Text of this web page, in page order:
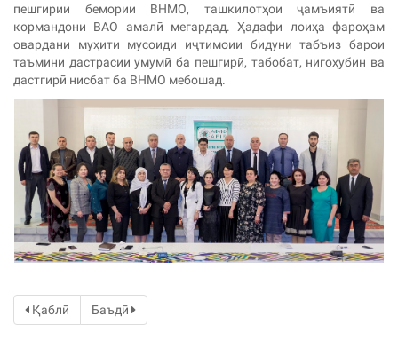
пешгирии бемории ВНМО, ташкилотҳои ҷамъиятӣ ва
кормандони ВАО амалӣ мегардад. Ҳадафи лоиҳа фароҳам
овардани муҳити мусоиди иҷтимоии бидуни табъиз барои
таъмини дастрасии умумӣ ба пешгирӣ, табобат, нигоҳубин ва
дастгирӣ нисбат ба ВНМО мебошад.
Қаблӣ Баъдӣ